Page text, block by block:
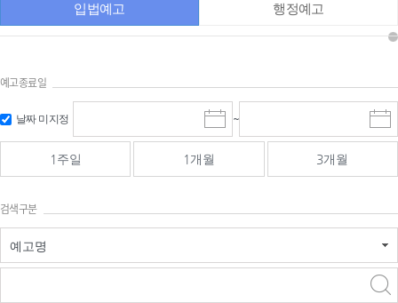
입법예고 행정예고
예고종료일
날짜 미지정
시
작
일
선
~
종
료
선
1주일 1개월 3개월
검색구분
예고명